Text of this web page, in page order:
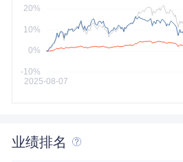
业绩排名